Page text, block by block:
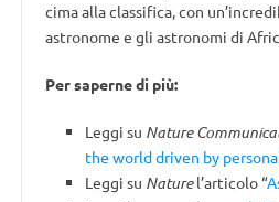
cima alla classifica, con
astronome e gli astronomi di
Per saperne di più:
Leggi su Nature
the world driven by
Leggi su Naturel’articolo “